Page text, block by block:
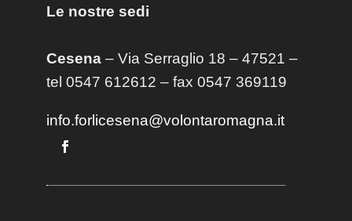
Le nostre sedi
Cesena– Via Serraglio 18 – 47521 –
tel 0547 612612 – fax 0547 369119
info.forlicesena@volontaromagna.it